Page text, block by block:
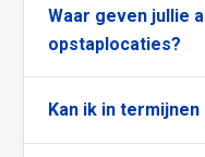
Waar geven jullie
opstaplocaties?
Kan ik in termijnen